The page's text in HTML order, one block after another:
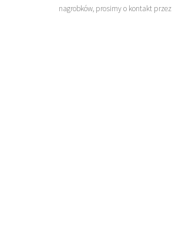
nagrobków, prosimy o kontakt przez